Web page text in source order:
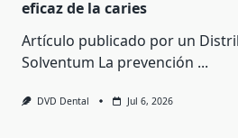
eficaz de la caries
Artículo publicado por un
Solventum La prevención ...
DVD Dental Jul 6, 2026